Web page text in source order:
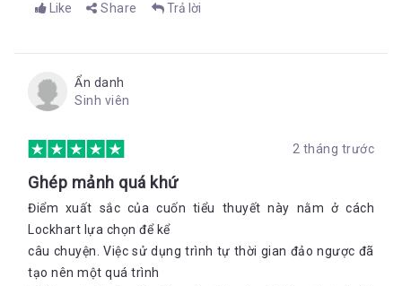
Like Share Trả lời
Ẩn danh
Sinh viên
2 tháng trước
Ghép mảnh quá khứ
Điểm xuất sắc của cuốn tiểu thuyết này nằm ở cách
Lockhart lựa chọn để kể
câu chuyện. Việc sử dụng trình tự thời gian đảo ngược đã
tạo nên một quá trình